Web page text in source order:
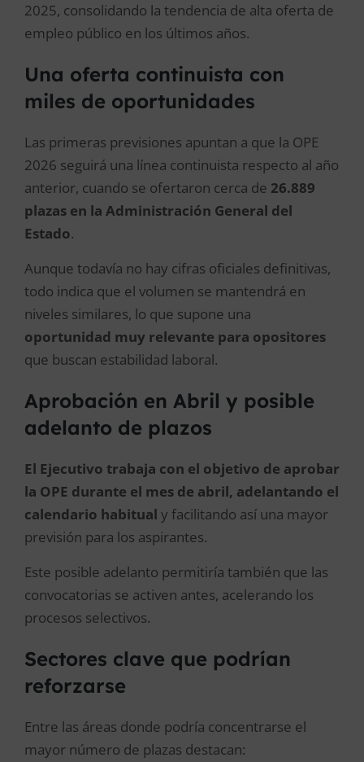
2025, consolidando la tendencia de alta oferta de
empleo público en los últimos años.
Una oferta continuista con
miles de oportunidades
Las primeras previsiones apuntan a que la OPE
2026 seguirá una línea continuista respecto al año
anterior, cuando se ofertaron cerca de 26.889
plazas en la Administración General del
Estado.
Aunque todavía no hay cifras oficiales definitivas,
todo indica que el volumen se mantendrá en
niveles similares, lo que supone una
oportunidad muy relevante para opositores
que buscan estabilidad laboral.
Aprobación en Abril y posible
adelanto de plazos
El Ejecutivo trabaja con el objetivo de aprobar
la OPE durante el mes de abril, adelantando el
calendario habitual y facilitando así una mayor
previsión para los aspirantes.
Este posible adelanto permitiría también que las
convocatorias se activen antes, acelerando los
procesos selectivos.
Sectores clave que podrían
reforzarse
Entre las áreas donde podría concentrarse el
mayor número de plazas destacan: